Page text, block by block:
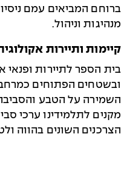
ברוחם המביאים עמם
מנהיגות וניהול.
קיימות ותיירות
בית הספר לתיירות
ובשטחים הפתוחים כמרחב
השמירה על הטבע והסביבה
מקנים לתלמידינו ערכי
הצרכנים השונים בהווה